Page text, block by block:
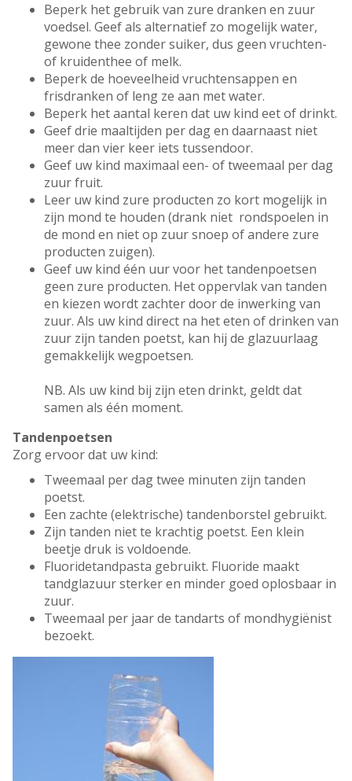
Beperk het gebruik van zure dranken en zuur
voedsel. Geef als alternatief zo mogelijk water,
gewone thee zonder suiker, dus geen vruchten-
of kruidenthee of melk.
Beperk de hoeveelheid vruchtensappen en
frisdranken of leng ze aan met water.
Beperk het aantal keren dat uw kind eet of drinkt.
Geef drie maaltijden per dag en daarnaast niet
meer dan vier keer iets tussendoor.
Geef uw kind maximaal een- of tweemaal per dag
zuur fruit.
Leer uw kind zure producten zo kort mogelijk in
zijn mond te houden (drank niet rondspoelen in
de mond en niet op zuur snoep of andere zure
producten zuigen).
Geef uw kind één uur voor het tandenpoetsen
geen zure producten. Het oppervlak van tanden
en kiezen wordt zachter door de inwerking van
zuur. Als uw kind direct na het eten of drinken van
zuur zijn tanden poetst, kan hij de glazuurlaag
gemakkelijk wegpoetsen.
NB. Als uw kind bij zijn eten drinkt, geldt dat
samen als één moment.
Tandenpoetsen
Zorg ervoor dat uw kind:
Tweemaal per dag twee minuten zijn tanden
poetst.
Een zachte (elektrische) tandenborstel gebruikt.
Zijn tanden niet te krachtig poetst. Een klein
beetje druk is voldoende.
Fluoridetandpasta gebruikt. Fluoride maakt
tandglazuur sterker en minder goed oplosbaar in
zuur.
Tweemaal per jaar de tandarts of mondhygiënist
bezoekt.